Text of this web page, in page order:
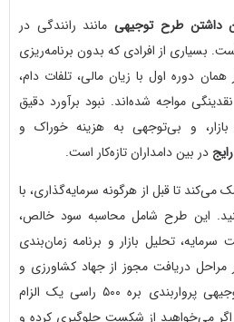
طرح توجیهیمانند رانندگی در
از افرادی که بدون برنامه‌ریزی
دوره اول با زیان مالی، تلفات دام،
مواجه شده‌اند. نبود برآورد دقیق
و بی‌توجهی به هزینه خوراک و
در بین دامداران تازه‌کار است.
تا قبل از هرگونه سرمایه‌گذاری، با
این طرح شامل محاسبه سود خالص،
تحلیل بازار و برنامه زمان‌بندی
دریافت مجوز از جهاد کشاورزی و
تسهیلات بانکی، ارائه طرح توجیهی پرواربندی بره ۵۰۰ راسی یک الزام
از شکست جلوگیری کرده و